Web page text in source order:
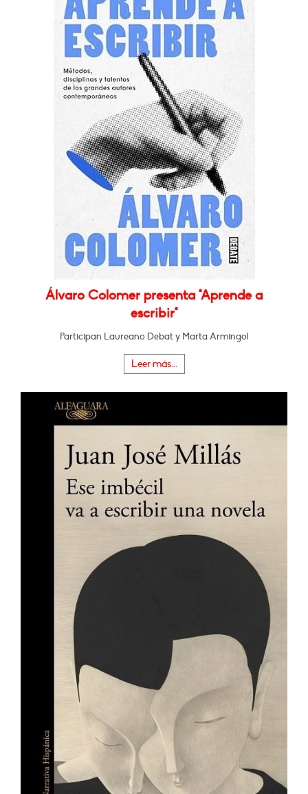
Álvaro Colomer presenta "Aprende a
escribir"
Participan Laureano Debat y Marta Armingol
Leer más...